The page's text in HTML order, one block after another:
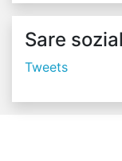
Sare
Tweets